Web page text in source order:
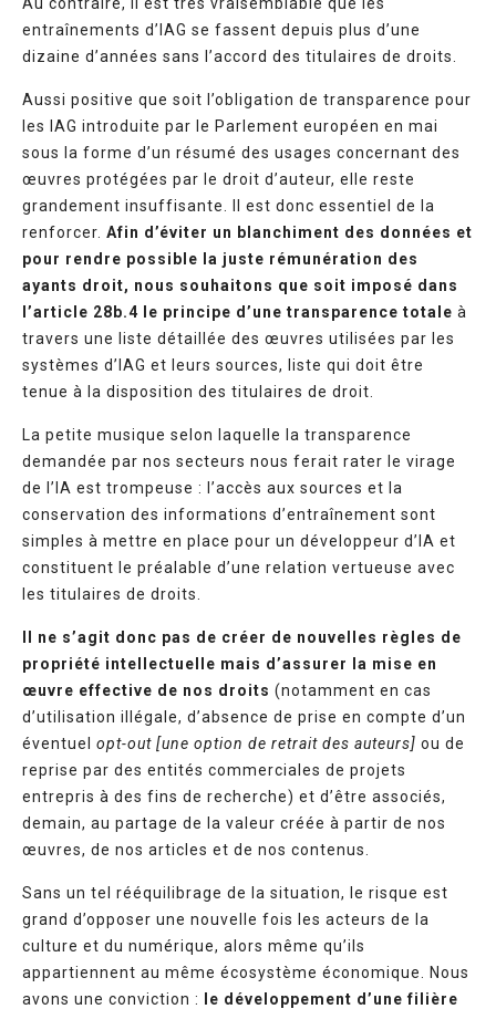
entraînements d’IAG se fassent depuis plus d’une
dizaine d’années sans l’accord des titulaires de droits.
Aussi positive que soit l’obligation de transparence pour
les IAG introduite par le Parlement européen en mai
sous la forme d’un résumé des usages concernant des
œuvres protégées par le droit d’auteur, elle reste
grandement insuffisante. Il est donc essentiel de la
renforcer. Afin d’éviter un blanchiment des données et
pour rendre possible la juste rémunération des
ayants droit, nous souhaitons que soit imposé dans
l’article 28b.4 le principe d’une transparence totale à
travers une liste détaillée des œuvres utilisées par les
systèmes d’IAG et leurs sources, liste qui doit être
tenue à la disposition des titulaires de droit.
La petite musique selon laquelle la transparence
demandée par nos secteurs nous ferait rater le virage
de l’IA est trompeuse : l’accès aux sources et la
conservation des informations d’entraînement sont
simples à mettre en place pour un développeur d’IA et
constituent le préalable d’une relation vertueuse avec
les titulaires de droits.
Il ne s’agit donc pas de créer de nouvelles règles de
propriété intellectuelle mais d’assurer la mise en
œuvre effective de nos droits (notamment en cas
d’utilisation illégale, d’absence de prise en compte d’un
éventuel opt-out [une option de retrait des auteurs] ou de
reprise par des entités commerciales de projets
entrepris à des fins de recherche) et d’être associés,
demain, au partage de la valeur créée à partir de nos
œuvres, de nos articles et de nos contenus.
Sans un tel rééquilibrage de la situation, le risque est
grand d’opposer une nouvelle fois les acteurs de la
culture et du numérique, alors même qu’ils
appartiennent au même écosystème économique. Nous
avons une conviction :
le développement d’une filière